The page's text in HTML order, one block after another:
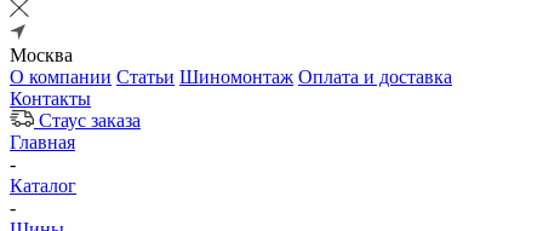
Москва
О компании Статьи Шиномонтаж Оплата и доставка
Контакты
Стаус заказа
Главная
-
Каталог
-